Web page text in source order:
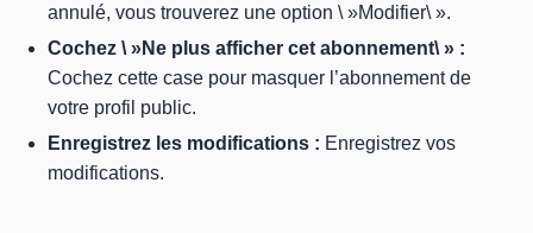
annulé, vous trouverez une option \ »Modifier\ ».
Cochez \ »Ne plus afficher cet abonnement\ » :
Cochez cette case pour masquer l’abonnement de
votre profil public.
Enregistrez les modifications : Enregistrez vos
modifications.